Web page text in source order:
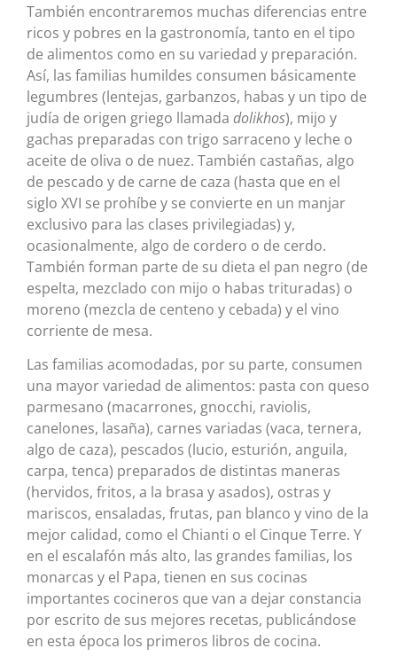
También encontraremos muchas diferencias entre
ricos y pobres en la gastronomía, tanto en el tipo
de alimentos como en su variedad y preparación.
Así, las familias humildes consumen básicamente
legumbres (lentejas, garbanzos, habas y un tipo de
judía de origen griego llamada dolikhos), mijo y
gachas preparadas con trigo sarraceno y leche o
aceite de oliva o de nuez. También castañas, algo
de pescado y de carne de caza (hasta que en el
siglo XVI se prohíbe y se convierte en un manjar
exclusivo para las clases privilegiadas) y,
ocasionalmente, algo de cordero o de cerdo.
También forman parte de su dieta el pan negro (de
espelta, mezclado con mijo o habas trituradas) o
moreno (mezcla de centeno y cebada) y el vino
corriente de mesa.
Las familias acomodadas, por su parte, consumen
una mayor variedad de alimentos: pasta con queso
parmesano (macarrones, gnocchi, raviolis,
canelones, lasaña), carnes variadas (vaca, ternera,
algo de caza), pescados (lucio, esturión, anguila,
carpa, tenca) preparados de distintas maneras
(hervidos, fritos, a la brasa y asados), ostras y
mariscos, ensaladas, frutas, pan blanco y vino de la
mejor calidad, como el Chianti o el Cinque Terre. Y
en el escalafón más alto, las grandes familias, los
monarcas y el Papa, tienen en sus cocinas
importantes cocineros que van a dejar constancia
por escrito de sus mejores recetas, publicándose
en esta época los primeros libros de cocina.